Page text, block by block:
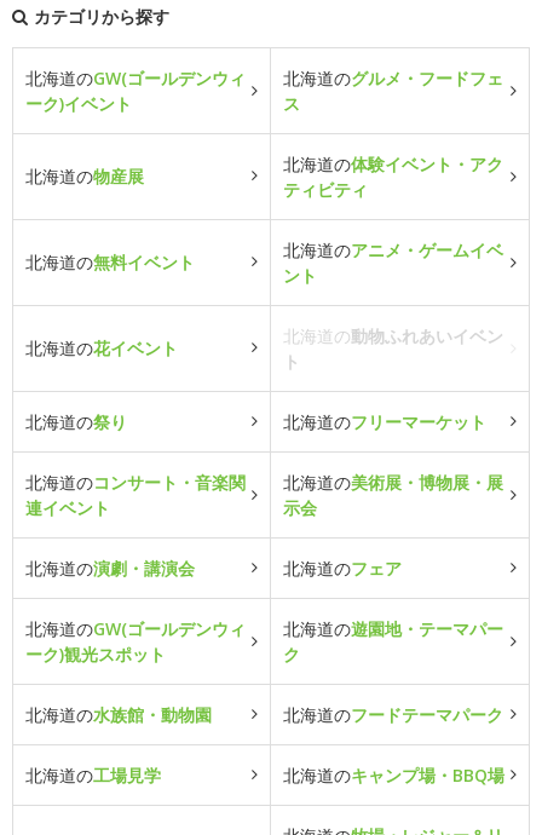
カテゴリから探す
北海道のGW(ゴールデンウィ
ーク)イベント
北海道のグルメ・フードフェ
ス
北海道の物産展
北海道の体験イベント・アク
ティビティ
北海道の無料イベント
北海道のアニメ・ゲームイベ
ント
北海道の花イベント
北海道の動物ふれあいイベン
ト
北海道の祭り 北海道のフリーマーケット
北海道のコンサート・音楽関
連イベント
北海道の美術展・博物展・展
示会
北海道の演劇・講演会 北海道のフェア
北海道のGW(ゴールデンウィ
ーク)観光スポット
北海道の遊園地・テーマパー
ク
北海道の水族館・動物園 北海道のフードテーマパーク
北海道の工場見学 北海道のキャンプ場・BBQ場